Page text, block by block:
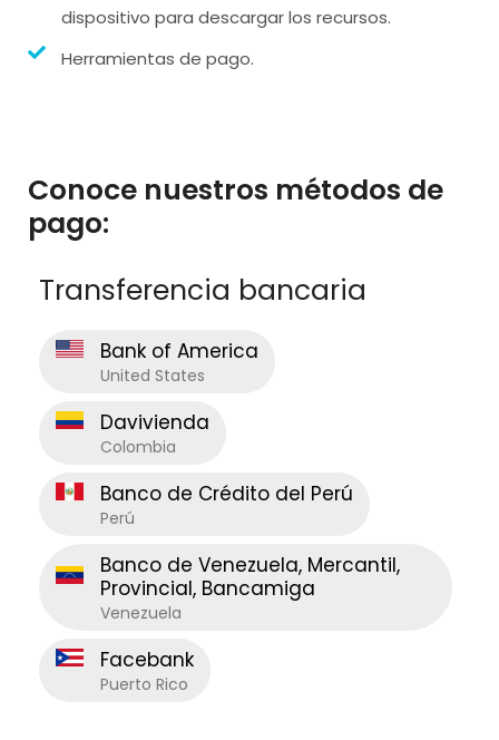
dispositivo para descargar los recursos.
Herramientas de pago.
Conoce nuestros métodos de
pago:
Transferencia bancaria
Bank of America
United States
Davivienda
Colombia
Banco de Crédito del Perú
Perú
Banco de Venezuela, Mercantil,
Provincial, Bancamiga
Venezuela
Facebank
Puerto Rico